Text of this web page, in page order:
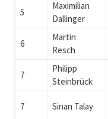
5
Maximilian
Dallinger
6
Martin
Resch
7
Philipp
Steinbrück
7 Sinan Talay